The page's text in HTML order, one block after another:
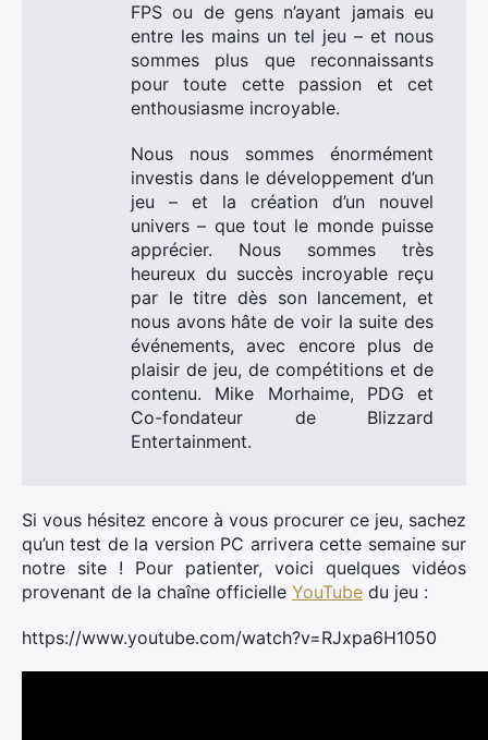
FPS ou de gens n’ayant jamais eu
entre les mains un tel jeu – et nous
sommes plus que reconnaissants
pour toute cette passion et cet
enthousiasme incroyable.
Nous nous sommes énormément
investis dans le développement d’un
jeu – et la création d’un nouvel
univers – que tout le monde puisse
apprécier. Nous sommes très
heureux du succès incroyable reçu
par le titre dès son lancement, et
nous avons hâte de voir la suite des
événements, avec encore plus de
plaisir de jeu, de compétitions et de
contenu. Mike Morhaime, PDG et
Co-fondateur de Blizzard
Entertainment.
Si vous hésitez encore à vous procurer ce jeu, sachez
qu’un test de la version PC arrivera cette semaine sur
notre site ! Pour patienter, voici quelques vidéos
provenant de la chaîne officielle YouTube du jeu :
https://www.youtube.com/watch?v=RJxpa6H1050